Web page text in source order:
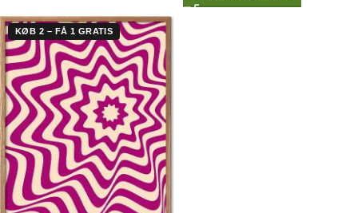
KØB 2 – FÅ 1 GRATIS